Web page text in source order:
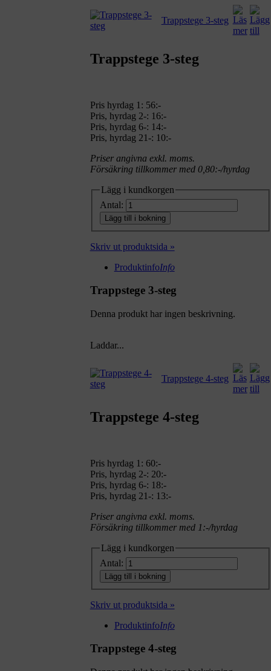
Trappstege 3-steg
Trappstege 3-steg
Pris hyrdag 1: 56:-
Pris, hyrdag 2-: 16:-
Pris, hyrdag 6-: 14:-
Pris, hyrdag 21-: 10:-
Priser angivna exkl. moms.
Försäkring tillkommer med 0,80:-/hyrdag
Lägg i kundkorgen
Antal:
Lägg till i bokning
Skriv ut produktsida »
ProduktinfoInfo
Trappstege 3-steg
Denna produkt har ingen beskrivning.
Laddar...
Trappstege 4-steg
Trappstege 4-steg
Pris hyrdag 1: 60:-
Pris, hyrdag 2-: 20:-
Pris, hyrdag 6-: 18:-
Pris, hyrdag 21-: 13:-
Priser angivna exkl. moms.
Försäkring tillkommer med 1:-/hyrdag
Lägg i kundkorgen
Antal:
Lägg till i bokning
Skriv ut produktsida »
ProduktinfoInfo
Trappstege 4-steg